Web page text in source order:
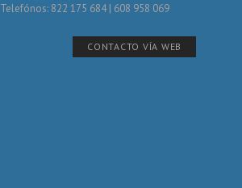
Telefónos: 822 175 684 | 608 958 069
CONTACTO VÍA WEB